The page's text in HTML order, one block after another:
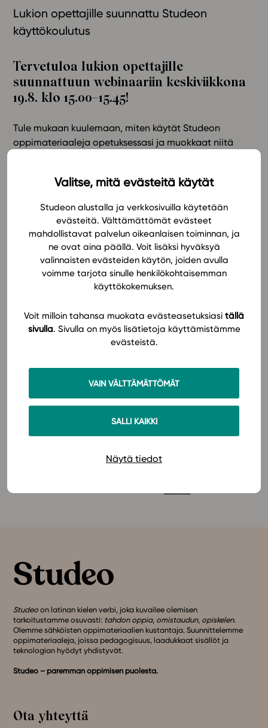
Valitse, mitä evästeitä käytät
Studeon alustalla ja verkkosivuilla käytetään
evästeitä. Välttämättömät evästeet
mahdollistavat palvelun oikeanlaisen toiminnan, ja
ne ovat aina päällä. Voit lisäksi hyväksyä
valinnaisten evästeiden käytön, joiden avulla
voimme tarjota sinulle henkilökohtaisemman
käyttökokemuksen.
Voit milloin tahansa muokata evästeasetuksiasi tällä
sivulla. Sivulla on myös lisätietoja käyttämistämme
evästeistä.
VAIN VÄLTTÄMÄTTÖMÄT
SALLI KAIKKI
Näytä tiedot
Suosittelut
Ohjekeskus
Ohjevideot
Tiimi
Tietoa meistä
Eettiset periaatteet tekoälyn käyttöön
Tilaa uutiskirje
Ota yhteyttä
Lukion opettajille suunnattu Studeon
käyttökoulutus
Tervetuloa lukion opettajille
suunnattuun webinaariin keskiviikkona
19.8. klo 15.00–15.45!
Tule mukaan kuulemaan, miten käytät Studeon
oppimateriaaleja opetuksessasi ja muokkaat niitä
oppimateriaalit tarjoavat. Webinaari on suunnattu
mutta mukaan voi tulla käyttökokemuksesta
riippumatta.
Webinaarin jälkeen tiedät, miten
otat Studeon oppimateriaalit käyttöön omassa
seuraat opiskelijoiden edistymistä ja annat
palautetta
voit eriyttää opetusta
tekoäly tukee oppimista Studeon
Webinaari järjestetään Zoomilla ja lopuksi on
ilmoittautuneille webinaarin jälkeen.
Studeo on latinan kielen verbi, joka kuvailee olemisen
tarkoitustamme osuvasti: tahdon oppia, omistaudun, opiskelen.
Olemme sähköisten oppimateriaalien kustantaja. Suunnittelemme
oppimateriaaleja, joissa pedagogisuus, laadukkaat sisällöt ja
teknologian hyödyt yhdistyvät.
Studeo – paremman oppimisen puolesta.
Ota yhteyttä